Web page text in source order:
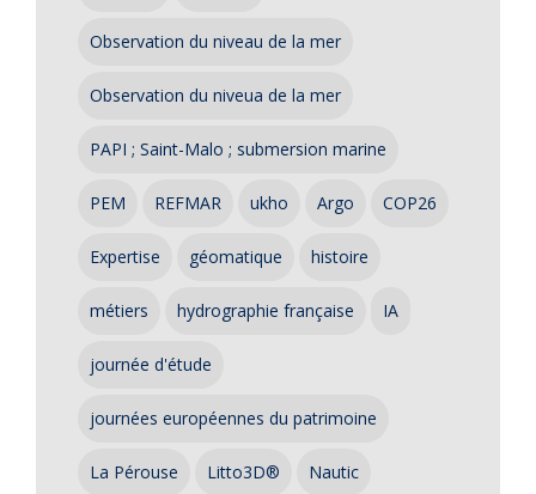
Observation du niveau de la mer
Observation du niveua de la mer
PAPI ; Saint-Malo ; submersion marine
PEM REFMAR ukho Argo COP26
Expertise géomatique histoire
métiers hydrographie française IA
journée d'étude
journées européennes du patrimoine
La Pérouse Litto3D® Nautic